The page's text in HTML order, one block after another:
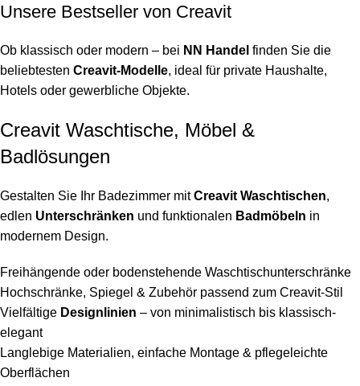
Unsere Bestseller von Creavit
Ob klassisch oder modern – bei NN Handel finden Sie die
beliebtesten Creavit-Modelle, ideal für private Haushalte,
Hotels oder gewerbliche Objekte.
Creavit Waschtische, Möbel &
Badlösungen
Gestalten Sie Ihr Badezimmer mitCreavit Waschtischen,
edlen Unterschränken und funktionalen Badmöbeln in
modernem Design.
Freihängende oder bodenstehende Waschtischunterschränke
Hochschränke, Spiegel & Zubehör passend zum Creavit-Stil
Vielfältige Designlinien – von minimalistisch bis klassisch-
elegant
Langlebige Materialien, einfache Montage & pflegeleichte
Oberflächen